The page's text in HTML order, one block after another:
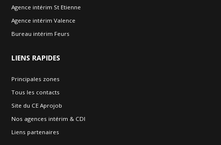
Agence intérim St Etienne
Agence intérim Valence
Bureau intérim Feurs
LIENS RAPIDES
Principales zones
Tous les contacts
Site du CE Aprojob
Nos agences intérim & CDI
Liens partenaires